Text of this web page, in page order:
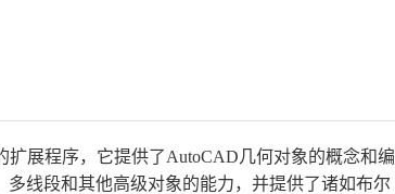
扩展程序，它提供了AutoCAD几何对象的概念和编
线段和其他高级对象的能力，并提供了诸如布尔